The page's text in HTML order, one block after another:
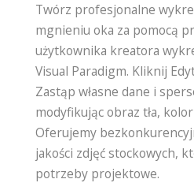
Twórz profesjonalne
mgnieniu oka za pomocą
użytkownika kreatora
Visual Paradigm. Kliknij
Zastąp własne dane i
modyfikując obraz tła,
Oferujemy
jakości zdjęć stockowych,
potrzeby projektowe.